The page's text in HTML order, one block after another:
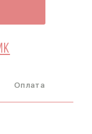
Оплата